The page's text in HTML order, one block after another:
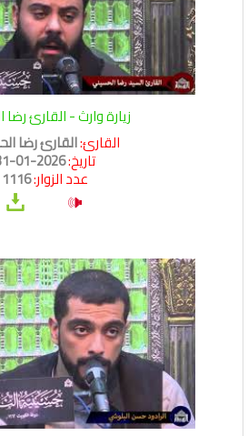
زيارة وارث - القارئ
القارئ:القارئ رضا
تاريخ:2026-01-31
عدد الزوار:1116